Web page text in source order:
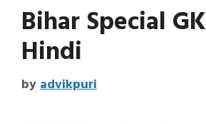
Bihar Special
Hindi
byadvikpuri